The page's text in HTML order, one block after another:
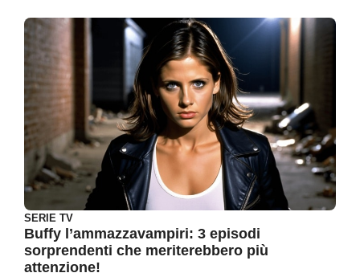
SERIE TV
Buffy l’ammazzavampiri: 3 episodi
sorprendenti che meriterebbero più
attenzione!